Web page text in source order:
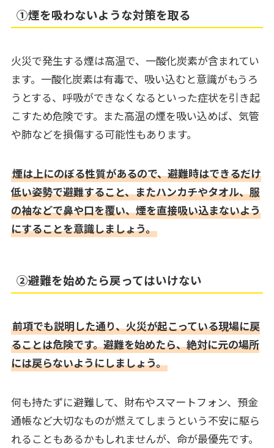
①煙を吸わないような対策を取る
火災で発生する煙は高温で、一酸化炭素が含まれてい
ます。一酸化炭素は有毒で、吸い込むと意識がもうろ
うとする、呼吸ができなくなるといった症状を引き起
こすため危険です。また高温の煙を吸い込めば、気管
や肺などを損傷する可能性もあります。
煙は上にのぼる性質があるので、避難時はできるだけ
低い姿勢で避難すること、またハンカチやタオル、服
の袖などで鼻や口を覆い、煙を直接吸い込まないよう
にすることを意識しましょう。
②避難を始めたら戻ってはいけない
前項でも説明した通り、火災が起こっている現場に戻
ることは危険です。避難を始めたら、絶対に元の場所
には戻らないようにしましょう。
何も持たずに避難して、財布やスマートフォン、預金
通帳など大切なものが燃えてしまうという不安に駆ら
れることもあるかもしれませんが、命が最優先です。